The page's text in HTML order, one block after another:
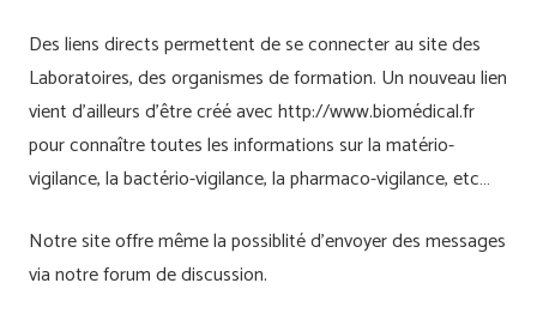
Des liens directs permettent de se connecter au site des
Laboratoires, des organismes de formation. Un nouveau lien
vient d’ailleurs d’être créé avec http://www.biomédical.fr
pour connaître toutes les informations sur la matério-
vigilance, la bactério-vigilance, la pharmaco-vigilance, etc…
Notre site offre même la possiblité d’envoyer des messages
via notre forum de discussion.